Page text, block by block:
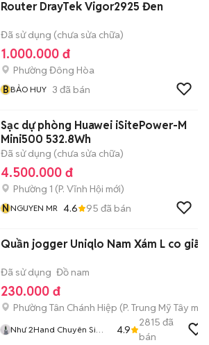
Router DrayTek Vigor2925 Đen
Đã sử dụng (chưa sửa chữa)
1.000.000 đ
Phường Đông Hòa
BBẢO HUY 3 đã bán
Sạc dự phòng Huawei iSitePower-M
Mini500 532.8Wh
Đã sử dụng (chưa sửa chữa)
4.500.000 đ
Phường 1 (P. Vĩnh Hội mới)
NNGUYEN MR 4.6 95 đã bán
Quần jogger Uniqlo Nam Xám L co giãn
Đã sử dụng Đồ nam
230.000 đ
Phường Tân Chánh Hiệp (P. Trung Mỹ Tây mới)
Như 2Hand Chuyên Si
4.9
2815 đã
bán